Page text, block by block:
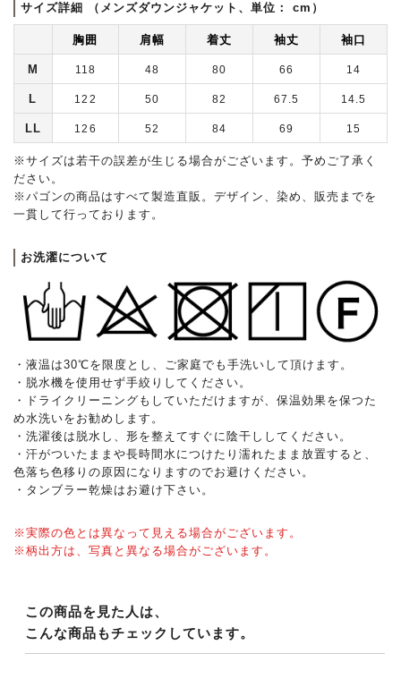
サイズ詳細 （メンズダウンジャケット、単位： cm）
胸囲 肩幅 着丈 袖丈 袖口
M 118 48 80 66 14
L 122 50 82 67.5 14.5
LL 126 52 84 69 15
※サイズは若干の誤差が生じる場合がございます。予めご了承く
ださい。
※パゴンの商品はすべて製造直販。デザイン、染め、販売までを
一貫して行っております。
お洗濯について
・液温は30℃を限度とし、ご家庭でも手洗いして頂けます。
・脱水機を使用せず手絞りしてください。
・ドライクリーニングもしていただけますが、保温効果を保つた
め水洗いをお勧めします。
・洗濯後は脱水し、形を整えてすぐに陰干ししてください。
・汗がついたままや長時間水につけたり濡れたまま放置すると、
色落ち色移りの原因になりますのでお避けください。
・タンブラー乾燥はお避け下さい。
※実際の色とは異なって見える場合がございます。
※柄出方は、写真と異なる場合がございます。
この商品を見た人は、
こんな商品もチェックしています。